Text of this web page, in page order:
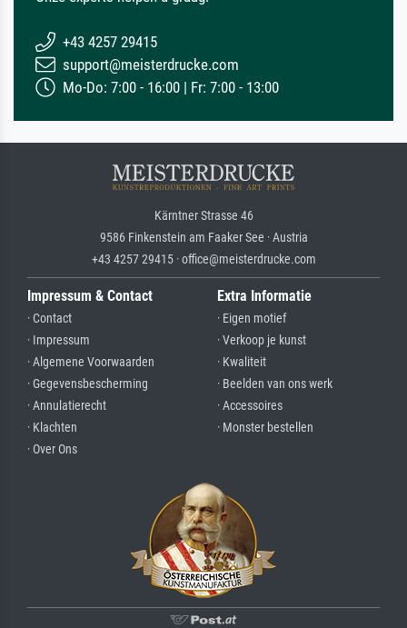
+43 4257 29415
support@meisterdrucke.com
Mo-Do: 7:00 - 16:00 | Fr: 7:00 - 13:00
Kärntner Strasse 46
9586 Finkenstein am Faaker See · Austria
+43 4257 29415 · office@meisterdrucke.com
Impressum & Contact
· Contact
· Impressum
· Algemene Voorwaarden
· Gegevensbescherming
· Annulatierecht
· Klachten
· Over Ons
Extra Informatie
· Eigen motief
· Verkoop je kunst
· Kwaliteit
· Beelden van ons werk
· Accessoires
· Monster bestellen